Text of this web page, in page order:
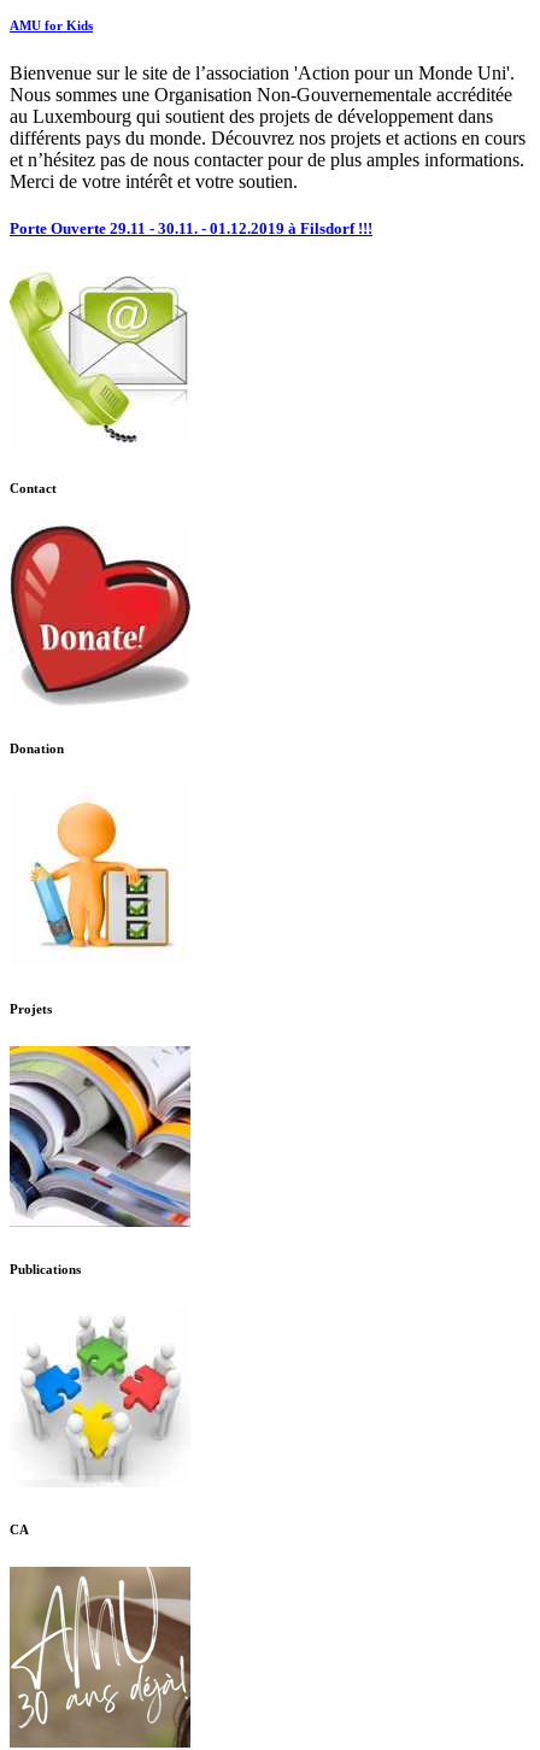
AMU for Kids
Bienvenue sur le site de l’association 'Action pour un Monde Uni'.
Nous sommes une Organisation Non-Gouvernementale accréditée
au Luxembourg qui soutient des projets de développement dans
différents pays du monde. Découvrez nos projets et actions en cours
et n’hésitez pas de nous contacter pour de plus amples informations.
Merci de votre intérêt et votre soutien.
Porte Ouverte 29.11 - 30.11. - 01.12.2019 à Filsdorf !!!
Contact
Donation
Projets
Publications
CA